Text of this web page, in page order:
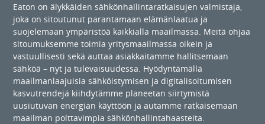
Eaton on älykkäiden sähkönhallintaratkaisujen valmistaja,
joka on sitoutunut parantamaan elämänlaatua ja
suojelemaan ympäristöä kaikkialla maailmassa. Meitä ohjaa
sitoumuksemme toimia yritysmaailmassa oikein ja
vastuullisesti sekä auttaa asiakkaitamme hallitsemaan
sähköä – nyt ja tulevaisuudessa. Hyödyntämällä
maailmanlaajuisia sähköistymisen ja digitalisoitumisen
kasvutrendejä kiihdytämme planeetan siirtymistä
uusiutuvan energian käyttöön ja autamme ratkaisemaan
maailman polttavimpia sähkönhallintahaasteita.